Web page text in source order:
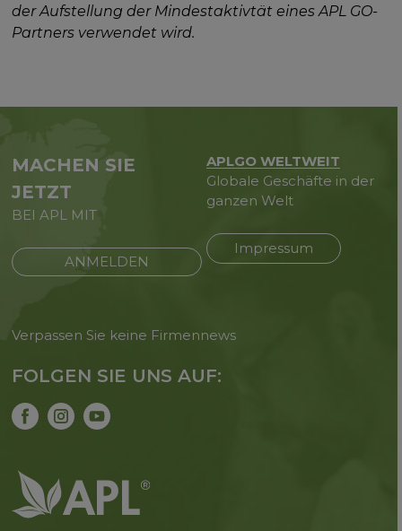
der Aufstellung der Mindestaktivtät eines APL GO-
Partners verwendet wird.
MACHEN SIE
JETZT
BEI APL MIT
ANMELDEN
APLGO WELTWEIT
Globale Geschäfte in der
ganzen Welt
Impressum
Verpassen Sie keine Firmennews
FOLGEN SIE UNS AUF: